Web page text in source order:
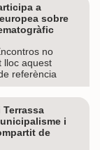
a
sobre
no
lloc aquest
referència
i
de